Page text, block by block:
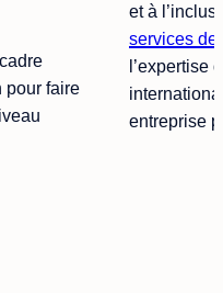
pour faire
et à
services de
l’expertise
entreprise